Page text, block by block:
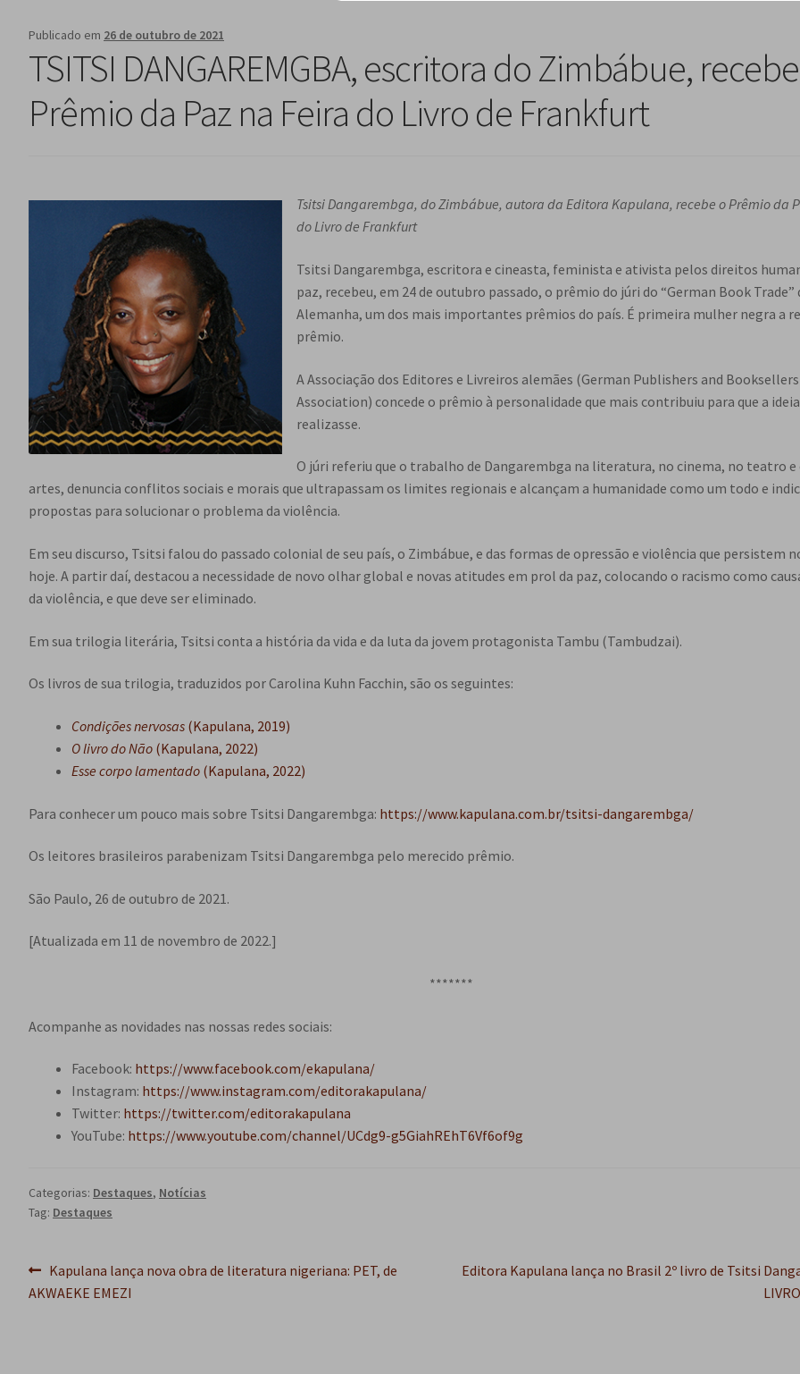
Publicado em 26 de outubro de 2021
TSITSI DANGAREMGBA, escritora do Zimbábue,
Prêmio da Paz na Feira do Livro de Frankfurt
Tsitsi Dangarembga, do Zimbábue, autora da Editora Kapulana, recebe o Prêmio da
do Livro de Frankfurt
Tsitsi Dangarembga, escritora e cineasta, feminista e ativista pelos direitos
paz, recebeu, em 24 de outubro passado, o prêmio do júri do “German Book Trade”
Alemanha, um dos mais importantes prêmios do país. É primeira mulher negra a
prêmio.
A Associação dos Editores e Livreiros alemães (German Publishers and Booksellers
Association) concede o prêmio à personalidade que mais contribuiu para que a ideia
realizasse.
O júri referiu que o trabalho de Dangarembga na literatura, no cinema, no teatro e
artes, denuncia conflitos sociais e morais que ultrapassam os limites regionais e alcançam a humanidade como um todo e
propostas para solucionar o problema da violência.
Em seu discurso, Tsitsi falou do passado colonial de seu país, o Zimbábue, e das formas de opressão e violência que persistem
hoje. A partir daí, destacou a necessidade de novo olhar global e novas atitudes em prol da paz, colocando o racismo como
da violência, e que deve ser eliminado.
Em sua trilogia literária, Tsitsi conta a história da vida e da luta da jovem protagonista Tambu (Tambudzai).
Os livros de sua trilogia, traduzidos por Carolina Kuhn Facchin, são os seguintes:
Condições nervosas (Kapulana, 2019)
O livro do Não (Kapulana, 2022)
Esse corpo lamentado (Kapulana, 2022)
Para conhecer um pouco mais sobre Tsitsi Dangarembga: https://www.kapulana.com.br/tsitsi-dangarembga/
Os leitores brasileiros parabenizam Tsitsi Dangarembga pelo merecido prêmio.
São Paulo, 26 de outubro de 2021.
[Atualizada em 11 de novembro de 2022.]
*******
Acompanhe as novidades nas nossas redes sociais:
Facebook: https://www.facebook.com/ekapulana/
Instagram: https://www.instagram.com/editorakapulana/
Twitter: https://twitter.com/editorakapulana
YouTube: https://www.youtube.com/channel/UCdg9-g5GiahREhT6Vf6of9g
Categorias: Destaques, Notícias
Tag: Destaques
Navegação
de
Post
anterior:
Kapulana lança nova obra de literatura nigeriana: PET, de
AKWAEKE EMEZI
Próximo
Editora Kapulana lança no Brasil 2º livro de Tsitsi